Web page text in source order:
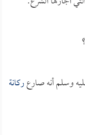
وسلم أنه صارعركانة